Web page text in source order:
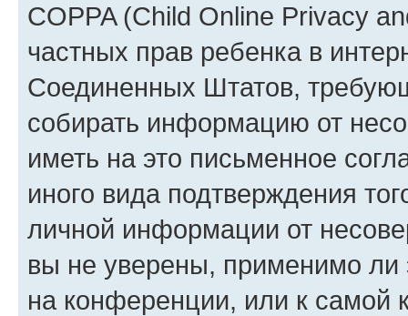
COPPA (Child Online Privacy
частных прав ребенка в
Соединенных Штатов,
собирать информацию от
иметь на это письменное
иного вида подтверждения
личной информации от
вы не уверены, применимо ли
на конференции, или к самой